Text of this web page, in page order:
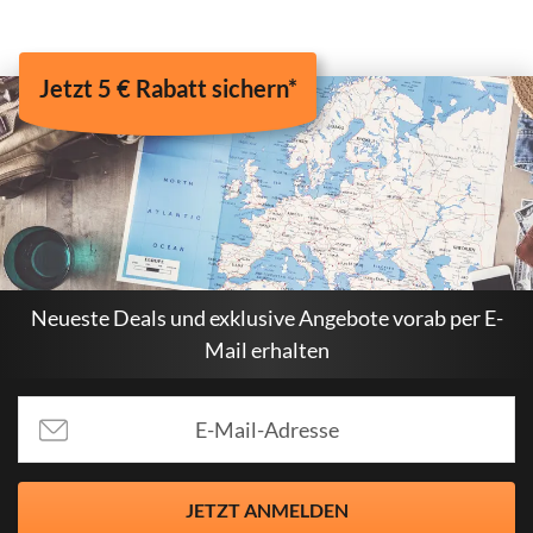
Jetzt 5 € Rabatt sichern*
Neueste Deals und exklusive Angebote vorab per E-
Mail erhalten
JETZT ANMELDEN